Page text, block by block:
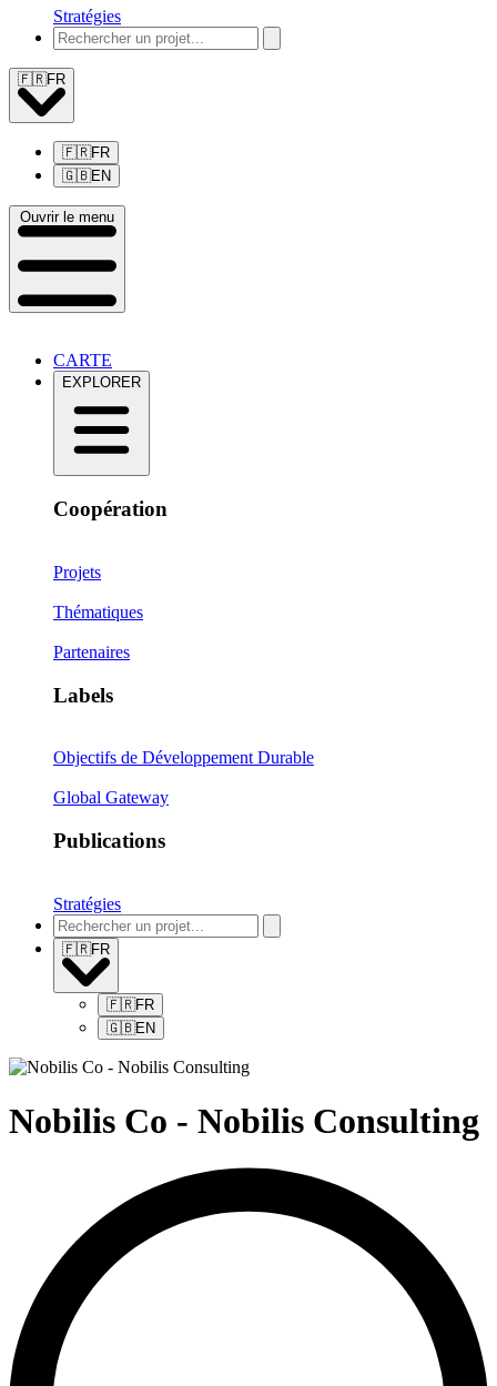
Stratégies
🇫🇷FR
🇫🇷FR
🇬🇧EN
Ouvrir le menu
CARTE
EXPLORER
Coopération
Projets
Thématiques
Partenaires
Labels
Objectifs de Développement Durable
Global Gateway
Publications
Stratégies
🇫🇷FR
🇫🇷FR
🇬🇧EN
Nobilis Co - Nobilis Consulting